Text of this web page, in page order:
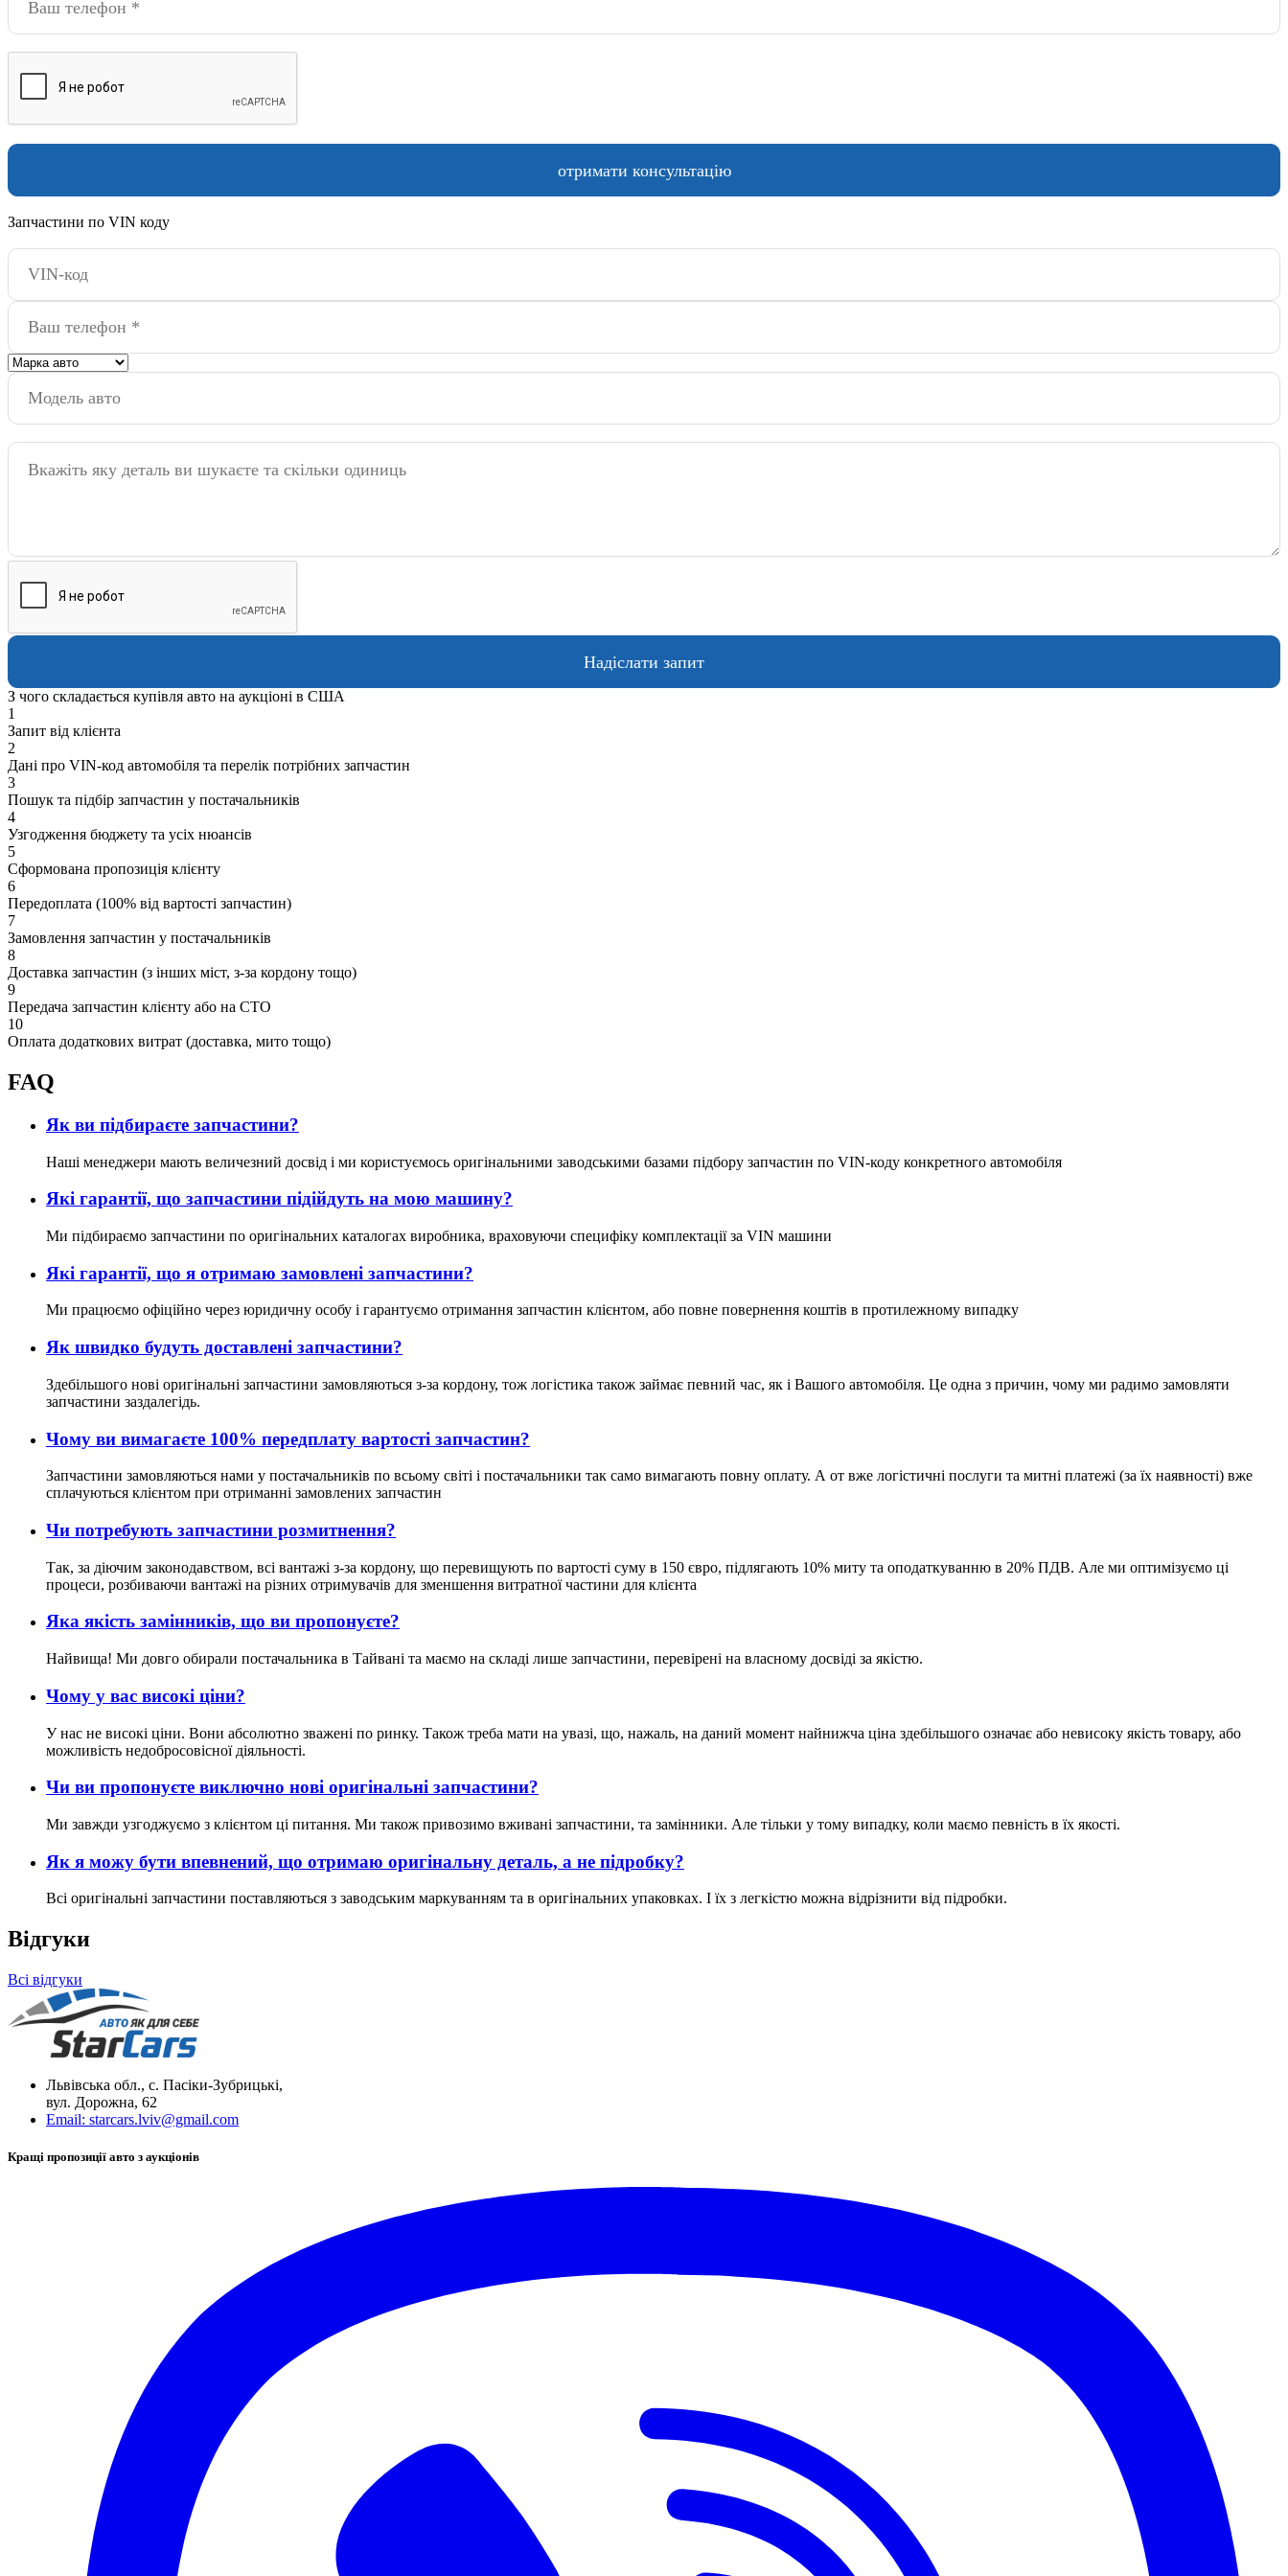
Запчастини по VIN коду
З чого складається купівля авто на аукціоні в США
1
Запит від клієнта
2
Дані про VIN-код автомобіля та перелік потрібних запчастин
3
Пошук та підбір запчастин у постачальників
4
Узгодження бюджету та усіх нюансів
5
Сформована пропозиція клієнту
6
Передоплата (100% від вартості запчастин)
7
Замовлення запчастин у постачальників
8
Доставка запчастин (з інших міст, з-за кордону тощо)
9
Передача запчастин клієнту або на СТО
10
Оплата додаткових витрат (доставка, мито тощо)
FAQ
Як ви підбираєте запчастини?
Наші менеджери мають величезний досвід і ми користуємось оригінальними заводськими базами підбору запчастин по VIN-коду конкретного автомобіля
Які гарантії, що запчастини підійдуть на мою машину?
Ми підбираємо запчастини по оригінальних каталогах виробника, враховуючи специфіку комплектації за VIN машини
Які гарантії, що я отримаю замовлені запчастини?
Ми працюємо офіційно через юридичну особу і гарантуємо отримання запчастин клієнтом, або повне повернення коштів в протилежному випадку
Як швидко будуть доставлені запчастини?
Здебільшого нові оригінальні запчастини замовляються з-за кордону, тож логістика також займає певний час, як і Вашого автомобіля. Це одна з причин, чому ми радимо замовляти
запчастини заздалегідь.
Чому ви вимагаєте 100% передплату вартості запчастин?
Запчастини замовляються нами у постачальників по всьому світі і постачальники так само вимагають повну оплату. А от вже логістичні послуги та митні платежі (за їх наявності) вже
сплачуються клієнтом при отриманні замовлених запчастин
Чи потребують запчастини розмитнення?
Так, за діючим законодавством, всі вантажі з-за кордону, що перевищують по вартості суму в 150 євро, підлягають 10% миту та оподаткуванню в 20% ПДВ. Але ми оптимізуємо ці
процеси, розбиваючи вантажі на різних отримувачів для зменшення витратної частини для клієнта
Яка якість замінників, що ви пропонуєте?
Найвища! Ми довго обирали постачальника в Тайвані та маємо на складі лише запчастини, перевірені на власному досвіді за якістю.
Чому у вас високі ціни?
У нас не високі ціни. Вони абсолютно зважені по ринку. Також треба мати на увазі, що, нажаль, на даний момент найнижча ціна здебільшого означає або невисоку якість товару, або
можливість недобросовісної діяльності.
Чи ви пропонуєте виключно нові оригінальні запчастини?
Ми завжди узгоджуємо з клієнтом ці питання. Ми також привозимо вживані запчастини, та замінники. Але тільки у тому випадку, коли маємо певність в їх якості.
Як я можу бути впевнений, що отримаю оригінальну деталь, а не підробку?
Всі оригінальні запчастини поставляються з заводським маркуванням та в оригінальних упаковках. І їх з легкістю можна відрізнити від підробки.
Відгуки
Всі відгуки
Львівська обл., с. Пасіки-Зубрицькі,
вул. Дорожна, 62
Email: starcars.lviv@gmail.com
Кращі пропозиції авто з аукціонів